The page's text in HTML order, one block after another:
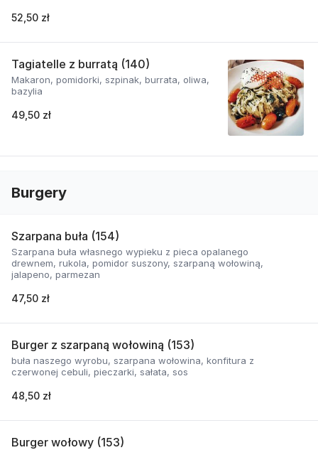
52,50 zł
Tagiatelle z burratą (140)
Makaron, pomidorki, szpinak, burrata, oliwa,
bazylia
49,50 zł
Burgery
Szarpana buła (154)
Szarpana buła własnego wypieku z pieca opalanego
drewnem, rukola, pomidor suszony, szarpaną wołowiną,
jalapeno, parmezan
47,50 zł
Burger z szarpaną wołowiną (153)
buła naszego wyrobu, szarpana wołowina, konfitura z
czerwonej cebuli, pieczarki, sałata, sos
48,50 zł
Burger wołowy (153)